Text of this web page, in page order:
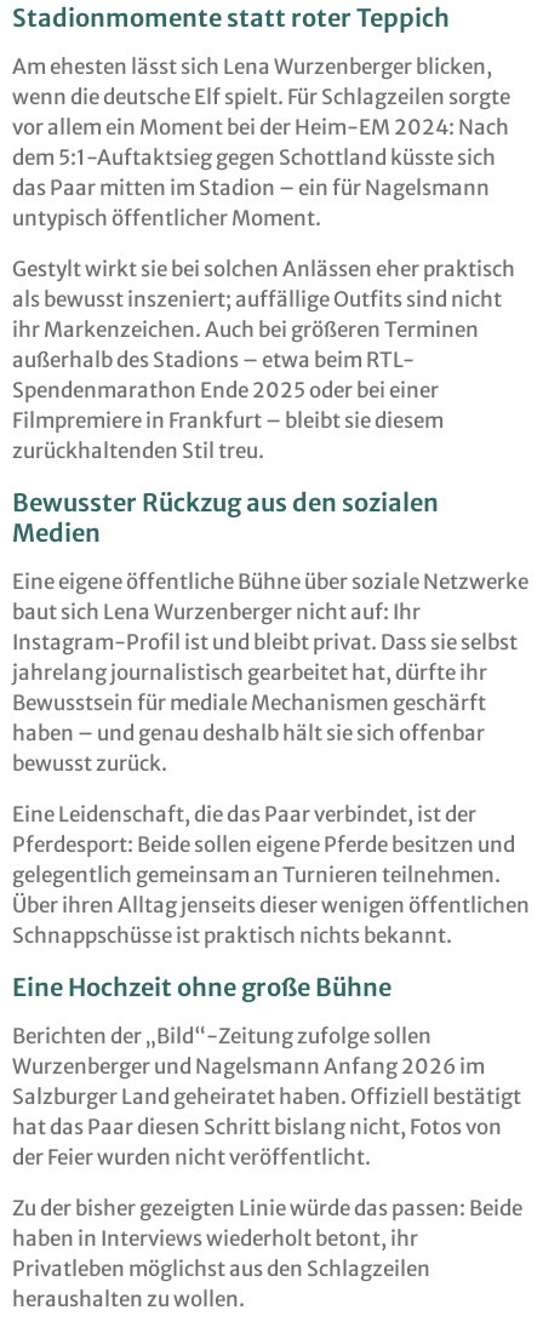
Stadionmomente statt roter Teppich
Am ehesten lässt sich Lena Wurzenberger blicken,
wenn die deutsche Elf spielt. Für Schlagzeilen sorgte
vor allem ein Moment bei der Heim-EM 2024: Nach
dem 5:1-Auftaktsieg gegen Schottland küsste sich
das Paar mitten im Stadion – ein für Nagelsmann
untypisch öffentlicher Moment.
Gestylt wirkt sie bei solchen Anlässen eher praktisch
als bewusst inszeniert; auffällige Outfits sind nicht
ihr Markenzeichen. Auch bei größeren Terminen
außerhalb des Stadions – etwa beim RTL-
Spendenmarathon Ende 2025 oder bei einer
Filmpremiere in Frankfurt – bleibt sie diesem
zurückhaltenden Stil treu.
Bewusster Rückzug aus den sozialen
Medien
Eine eigene öffentliche Bühne über soziale Netzwerke
baut sich Lena Wurzenberger nicht auf: Ihr
Instagram-Profil ist und bleibt privat. Dass sie selbst
jahrelang journalistisch gearbeitet hat, dürfte ihr
Bewusstsein für mediale Mechanismen geschärft
haben – und genau deshalb hält sie sich offenbar
bewusst zurück.
Eine Leidenschaft, die das Paar verbindet, ist der
Pferdesport: Beide sollen eigene Pferde besitzen und
gelegentlich gemeinsam an Turnieren teilnehmen.
Über ihren Alltag jenseits dieser wenigen öffentlichen
Schnappschüsse ist praktisch nichts bekannt.
Eine Hochzeit ohne große Bühne
Berichten der „Bild“-Zeitung zufolge sollen
Wurzenberger und Nagelsmann Anfang 2026 im
Salzburger Land geheiratet haben. Offiziell bestätigt
hat das Paar diesen Schritt bislang nicht, Fotos von
der Feier wurden nicht veröffentlicht.
Zu der bisher gezeigten Linie würde das passen: Beide
haben in Interviews wiederholt betont, ihr
Privatleben möglichst aus den Schlagzeilen
heraushalten zu wollen.